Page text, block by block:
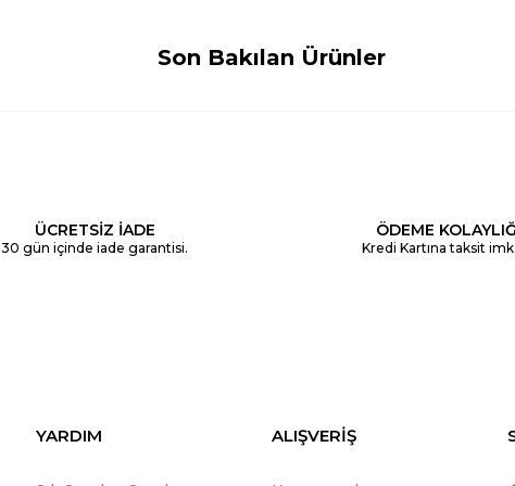
Son Bakılan Ürünler
ÜCRETSİZ İADE
30 gün içinde iade garantisi.
ÖDEME
Kredi Kartına taksit
YARDIM ALIŞVERİŞ